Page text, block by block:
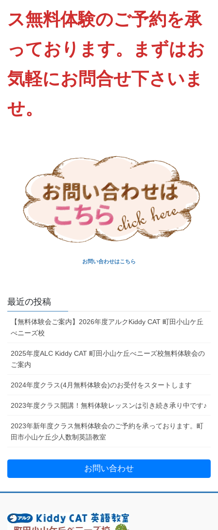
ス無料体験のご予約を承
っております。まずはお
気軽にお問合せ下さいま
せ。
お問い合わせはこちら
最近の投稿
【無料体験会ご案内】2026年度アルクKiddy CAT 町田小山ケ丘
べニーズ校
2025年度ALC Kiddy CAT 町田小山ケ丘べニーズ校無料体験会の
ご案内
2024年度クラス(4月無料体験会)のお受付をスタートします
2023年度クラス開講！無料体験レッスンは引き続き承り中です♪
2023年新年度クラス無料体験会のご予約を承っております。町
田市小山ケ丘少人数制英語教室
お問い合わせ